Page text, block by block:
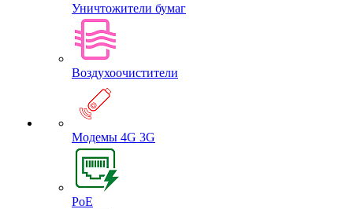
Уничтожители бумаг
Воздухоочистители
Модемы 4G 3G
PoE